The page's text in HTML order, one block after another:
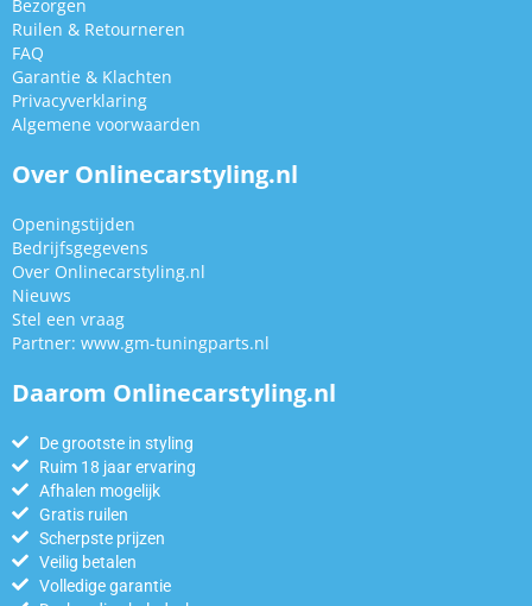
Bezorgen
Ruilen & Retourneren
FAQ
Garantie & Klachten
Privacyverklaring
Algemene voorwaarden
Over Onlinecarstyling.nl
Openingstijden
Bedrijfsgegevens
Over Onlinecarstyling.nl
Nieuws
Stel een vraag
Partner: www.gm-tuningparts.nl
Daarom Onlinecarstyling.nl
De grootste in styling
Ruim 18 jaar ervaring
Afhalen mogelijk
Gratis ruilen
Scherpste prijzen
Veilig betalen
Volledige garantie